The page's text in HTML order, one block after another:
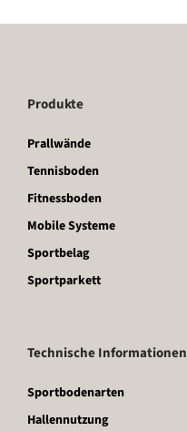
Produkte
Prallwände
Tennisboden
Fitnessboden
Mobile Systeme
Sportbelag
Sportparkett
Technische Informationen
Sportbodenarten
Hallennutzung